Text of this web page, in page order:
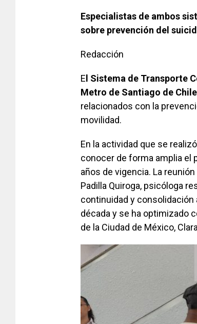
Especialistas de ambos
sobre prevención del
Redacción
El Sistema de Transporte
Metro de Santiago de Chile
relacionados con la
movilidad.
En la actividad que se
conocer de forma amplia el
años de vigencia. La
Padilla Quiroga, psicóloga
continuidad y consolidación
década y se ha optimizado
de la Ciudad de México,